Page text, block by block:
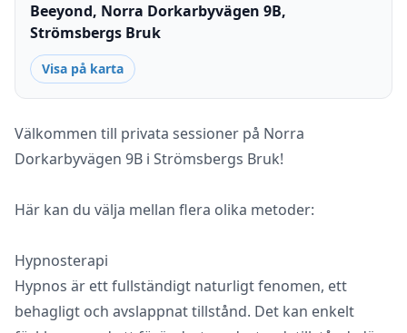
Välkommen till privata sessioner på Norra
Dorkarbyvägen 9B i Strömsbergs Bruk!
Här kan du välja mellan flera olika metoder:
Hypnosterapi
Hypnos är ett fullständigt naturligt fenomen, ett
behagligt och avslappnat tillstånd. Det kan enkelt
Beeyond, Norra Dorkarbyvägen 9B,
Strömsbergs Bruk
Visa på karta